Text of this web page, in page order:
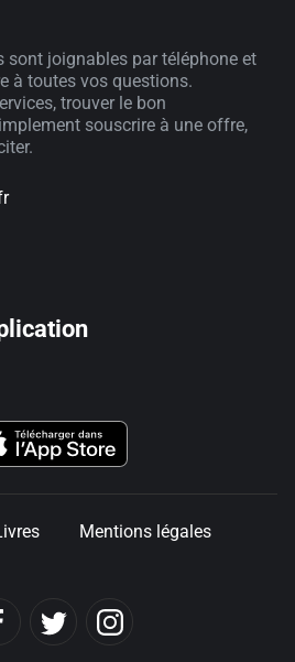
sont joignables par téléphone et
à toutes vos questions.
trouver le bon
souscrire à une offre,
Mentions légales